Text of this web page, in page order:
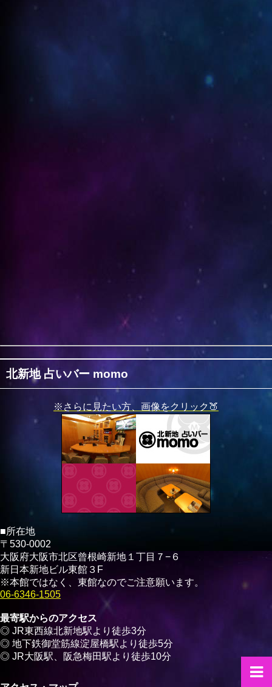
北新地 占いバー momo
※さらに見たい方、画像をクリック🍑
■所在地
〒530-0002
大阪府大阪市北区曾根崎新地１丁目７−６
新日本新地ビル東館３F
※本館ではなく、東館なのでご注意願います。
06-6346-1505
最寄駅からのアクセス
◎ JR東西線北新地駅より徒歩3分
◎ 地下鉄御堂筋線淀屋橋駅より徒歩5分
◎ JR大阪駅、阪急梅田駅より徒歩10分